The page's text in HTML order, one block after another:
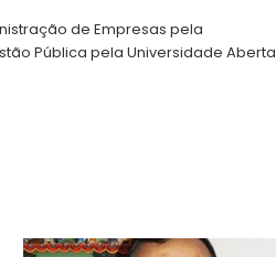
de Empresas pela
Pública pela Universidade Aberta